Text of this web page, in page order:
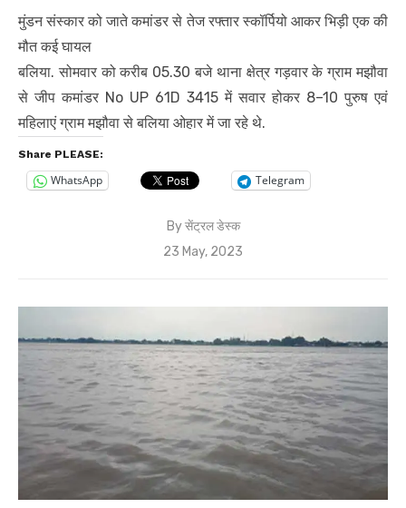
मुंडन संस्कार को जाते कमांडर से तेज रफ्तार स्कॉर्पियो आकर भिड़ी एक की
मौत कई घायल
बलिया. सोमवार को करीब 05.30 बजे थाना क्षेत्र गड़वार के ग्राम मझौवा
से जीप कमांडर No UP 61D 3415 में सवार होकर 8–10 पुरुष एवं
महिलाएं ग्राम मझौवा से बलिया ओहार में जा रहे थे.
Share PLEASE:
WhatsApp Telegram
Byसेंट्रल डेस्क
Posted
23 May, 2023